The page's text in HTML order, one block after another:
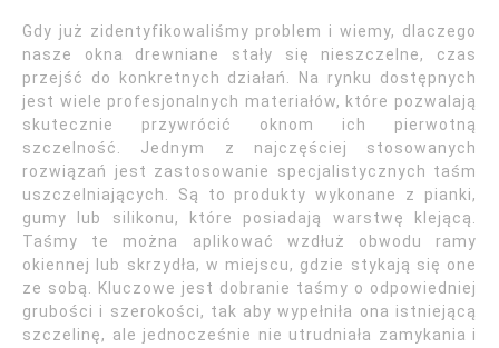
Gdy już zidentyfikowaliśmy problem i wiemy, dlaczego
nasze okna drewniane stały się nieszczelne, czas
przejść do konkretnych działań. Na rynku dostępnych
jest wiele profesjonalnych materiałów, które pozwalają
skutecznie przywrócić oknom ich pierwotną
szczelność. Jednym z najczęściej stosowanych
rozwiązań jest zastosowanie specjalistycznych taśm
uszczelniających. Są to produkty wykonane z pianki,
gumy lub silikonu, które posiadają warstwę klejącą.
Taśmy te można aplikować wzdłuż obwodu ramy
okiennej lub skrzydła, w miejscu, gdzie stykają się one
ze sobą. Kluczowe jest dobranie taśmy o odpowiedniej
grubości i szerokości, tak aby wypełniła ona istniejącą
szczelinę, ale jednocześnie nie utrudniała zamykania i